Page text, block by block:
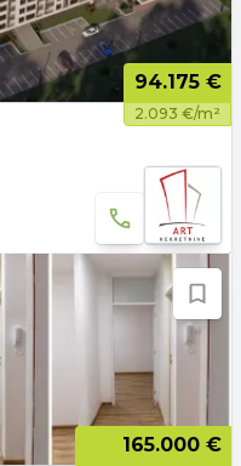
94.175 €
2.093 €/m²
165.000 €